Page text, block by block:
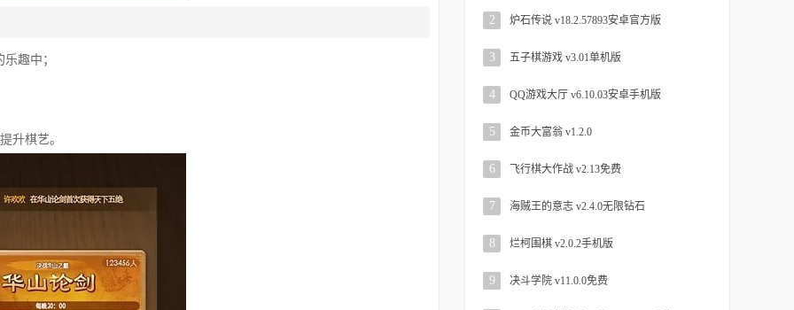
2 炉石传说 v18.2.57893安卓官方版
3 五子棋游戏 v3.01单机版
4 QQ游戏大厅 v6.10.03安卓手机版
5 金币大富翁 v1.2.0
6 飞行棋大作战 v2.13免费
7 海贼王的意志 v2.4.0无限钻石
8 烂柯围棋 v2.0.2手机版
9 决斗学院 v11.0.0免费
趣中；
升棋艺。